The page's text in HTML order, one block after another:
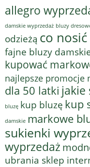
allegro
damskie wyprzedaż bluzy
odzieżą co
fajne bluzy
kupować
najlepsze promocje
dla 50 latki jakie
bluzę kup bluzę kup
damskie markowe
sukienki
wyprzedaż
ubrania sklep